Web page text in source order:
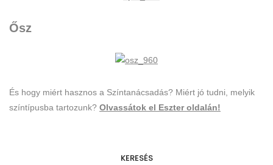
Ősz
És hogy miért hasznos a Színtanácsadás? Miért jó tudni, melyik
színtípusba tartozunk? Olvassátok el Eszter oldalán!
KERESÉS